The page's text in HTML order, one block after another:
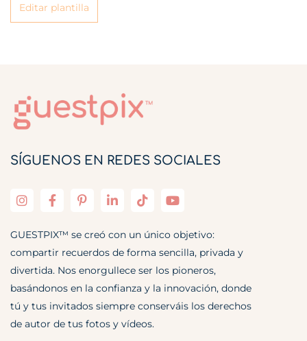
Editar plantilla
SÍGUENOS EN REDES SOCIALES
GUESTPIX™ se creó con un único objetivo:
compartir recuerdos de forma sencilla, privada y
divertida. Nos enorgullece ser los pioneros,
basándonos en la confianza y la innovación, donde
tú y tus invitados siempre conserváis los derechos
de autor de tus fotos y vídeos.